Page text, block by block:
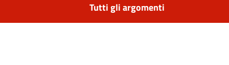
Tutti gli argomenti